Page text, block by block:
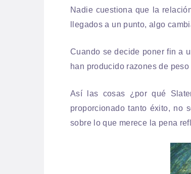
Nadie cuestiona que la
llegados a un punto, algo
Cuando se decide poner fin a
han producido razones de
Así las cosas ¿por qué
proporcionado tanto éxito, no
sobre lo que merece la pena